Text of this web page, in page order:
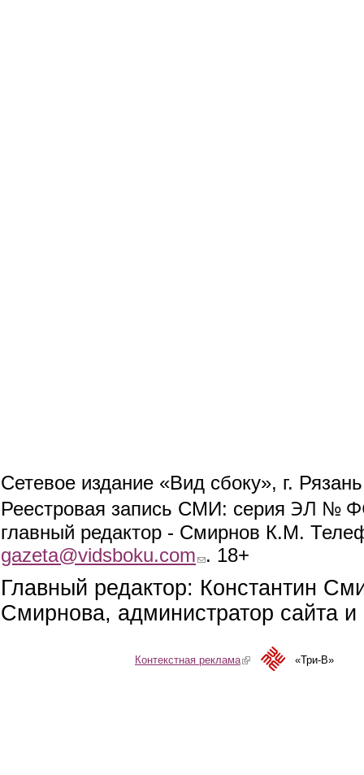
Сетевое издание «Вид сбоку», г.
Реестровая запись СМИ: серия ЭЛ №
главный редактор - Смирнов К.М.
gazeta@vidsboku.com (link sends e-mail)
. 18+
Главный редактор: Константин
Смирнова, администратор сайта
Контекстная реклама(link is external)«Три-В»